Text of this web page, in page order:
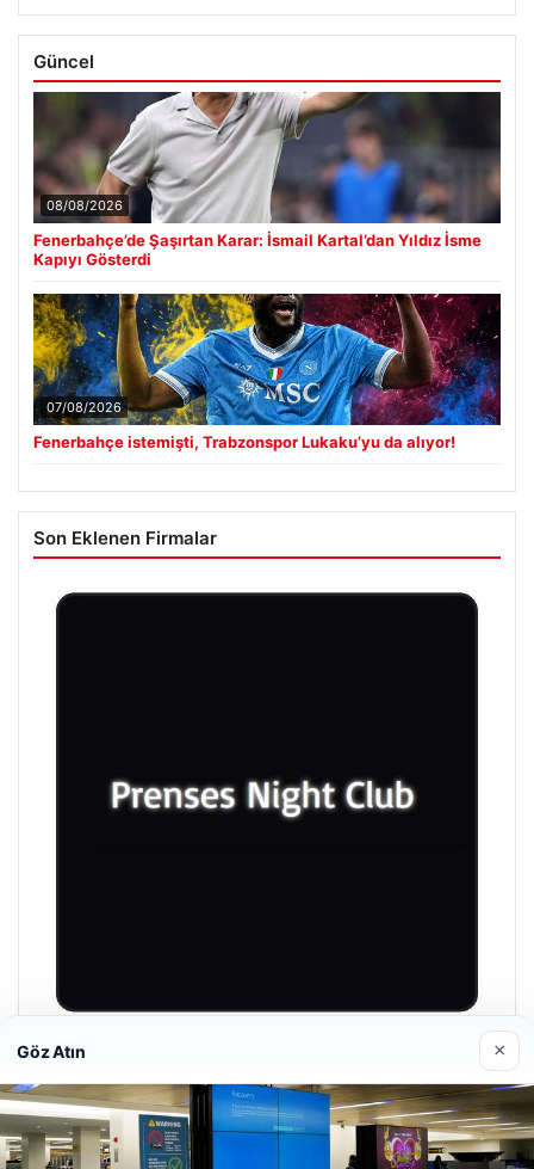
Güncel
08/08/2026
Fenerbahçe’de Şaşırtan Karar: İsmail Kartal’dan Yıldız İsme
Kapıyı Gösterdi
07/08/2026
Fenerbahçe istemişti, Trabzonspor Lukaku’yu da alıyor!
Son Eklenen Firmalar
Prenses Night Club
29/04/2026
Göz Atın ×